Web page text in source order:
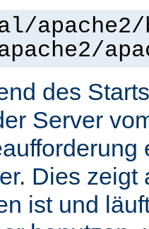
des
Server
Dies zeigt
ist und